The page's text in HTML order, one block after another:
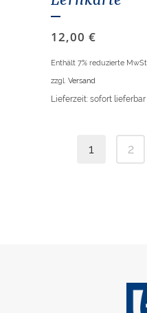
12,00 €
Enthält 7% reduzierte MwSt
zzgl. Versand
Lieferzeit: sofort lieferbar
1 2